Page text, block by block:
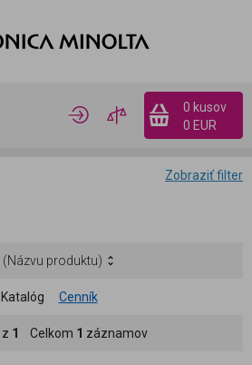
0 kusov
0 EUR
Zobraziť filter
(Názvu produktu)
Katalóg Cenník
z 1 Celkom 1 záznamov